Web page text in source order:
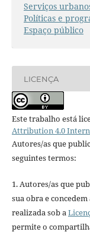
Serviços
Políticas e
Espaço público
LICENÇA
Este trabalho está
Attribution 4.0
Autores/as que
seguintes termos:
1. Autores/as que
sua obra e
realizada sob a
permite o